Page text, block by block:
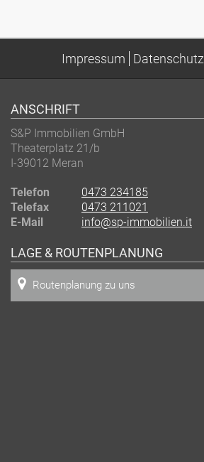
Impressum Datenschutz
ANSCHRIFT
S&P Immobilien GmbH
Theaterplatz 21/b
I-39012 Meran
Telefon
0473 234185
Telefax
0473 211021
E-Mail
info@sp-immobilien.it
LAGE & ROUTENPLANUNG
Routenplanung zu uns